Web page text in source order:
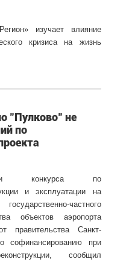
изучает влияние
кризиса на жизнь
"Пулково" не
по
конкурса по
и эксплуатации на
частного
объектов аэропорта
правительства Санкт-
софинансированию при
сообщил